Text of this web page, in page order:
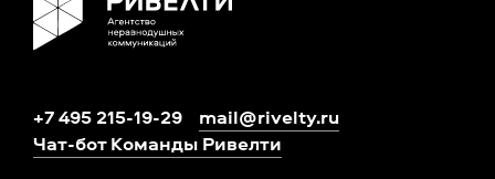
+7 495 215-19-29
mail@rivelty.ru
Чат-бот Команды Ривелти